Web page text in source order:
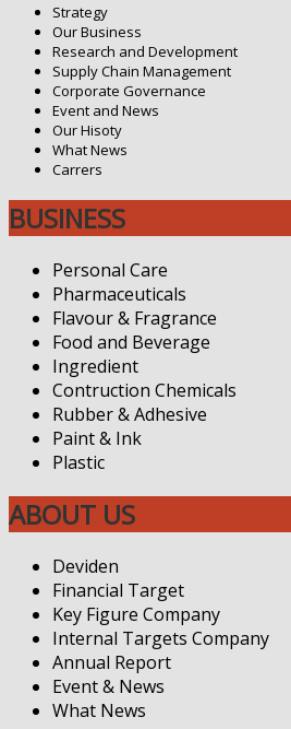
Strategy
Our Business
Research and Development
Supply Chain Management
Corporate Governance
Event and News
Our Hisoty
What News
Carrers
BUSINESS
Personal Care
Pharmaceuticals
Flavour & Fragrance
Food and Beverage
Ingredient
Contruction Chemicals
Rubber & Adhesive
Paint & Ink
Plastic
ABOUT US
Deviden
Financial Target
Key Figure Company
Internal Targets Company
Annual Report
Event & News
What News